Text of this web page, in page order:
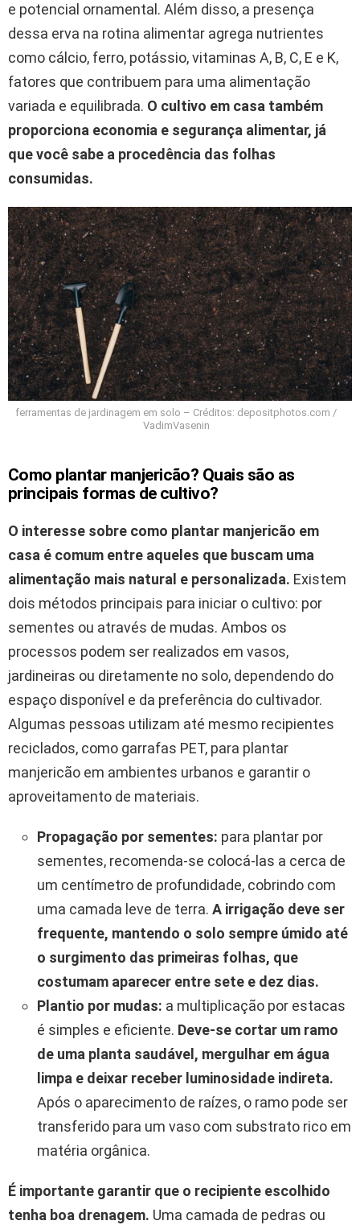
e potencial ornamental. Além disso, a presença
dessa erva na rotina alimentar agrega nutrientes
como cálcio, ferro, potássio, vitaminas A, B, C, E e K,
fatores que contribuem para uma alimentação
variada e equilibrada. O cultivo em casa também
proporciona economia e segurança alimentar, já
que você sabe a procedência das folhas
consumidas.
ferramentas de jardinagem em solo – Créditos: depositphotos.com /
VadimVasenin
Como plantar manjericão? Quais são as
principais formas de cultivo?
O interesse sobre como plantar manjericão em
casa é comum entre aqueles que buscam uma
alimentação mais natural e personalizada. Existem
dois métodos principais para iniciar o cultivo: por
sementes ou através de mudas. Ambos os
processos podem ser realizados em vasos,
jardineiras ou diretamente no solo, dependendo do
espaço disponível e da preferência do cultivador.
Algumas pessoas utilizam até mesmo recipientes
reciclados, como garrafas PET, para plantar
manjericão em ambientes urbanos e garantir o
aproveitamento de materiais.
Propagação por sementes: para plantar por
sementes, recomenda-se colocá-las a cerca de
um centímetro de profundidade, cobrindo com
uma camada leve de terra. A irrigação deve ser
frequente, mantendo o solo sempre úmido até
o surgimento das primeiras folhas, que
costumam aparecer entre sete e dez dias.
Plantio por mudas: a multiplicação por estacas
é simples e eficiente. Deve-se cortar um ramo
de uma planta saudável, mergulhar em água
limpa e deixar receber luminosidade indireta.
Após o aparecimento de raízes, o ramo pode ser
transferido para um vaso com substrato rico em
matéria orgânica.
É importante garantir que o recipiente escolhido
tenha boa drenagem. Uma camada de pedras ou